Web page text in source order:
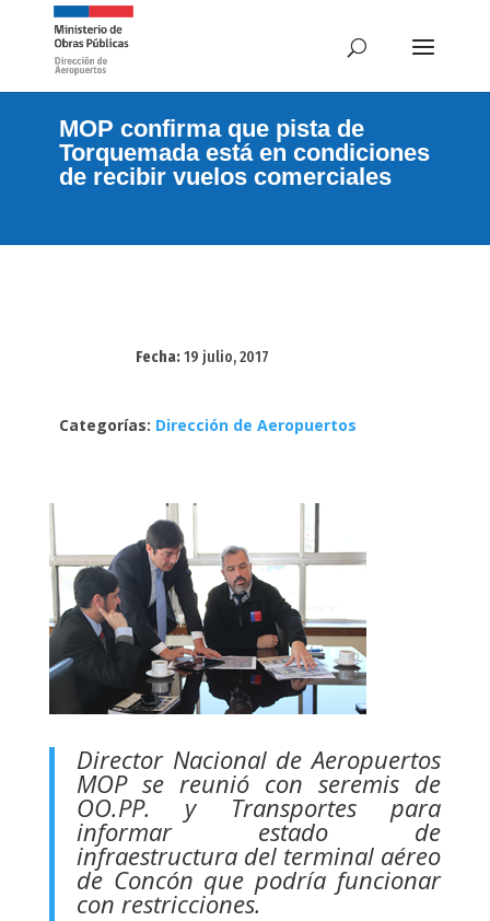
MOP confirma que pista de
Torquemada está en condiciones
de recibir vuelos comerciales
Fecha:19 julio, 2017
Categorías: Dirección de Aeropuertos
Director Nacional de Aeropuertos
MOP se reunió con seremis de
OO.PP. y Transportes para
informar estado de
infraestructura del terminal aéreo
de Concón que podría funcionar
con restricciones.